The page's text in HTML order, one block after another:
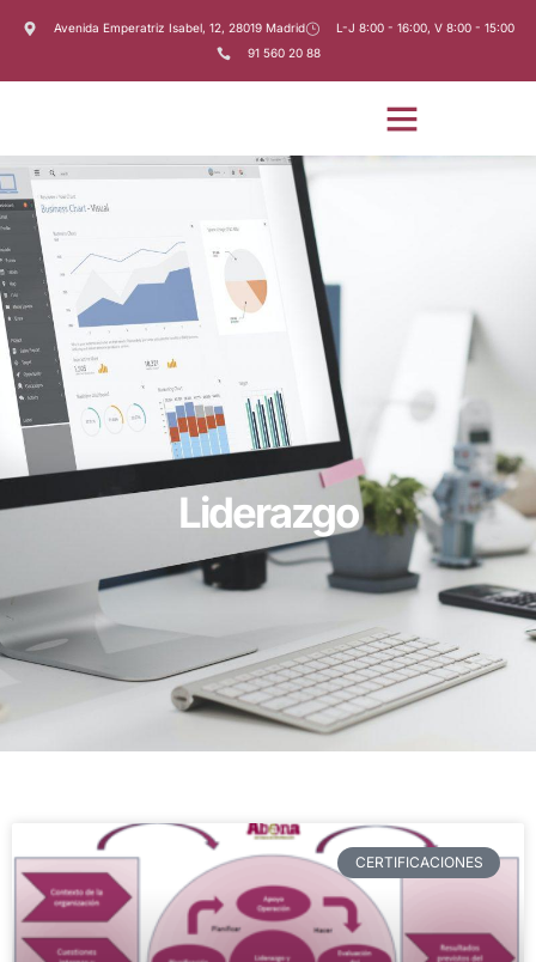
Avenida Emperatriz Isabel, 12, 28019 Madrid
L-J 8:00 - 16:00, V 8:00 - 15:00
91 560 20 88
Liderazgo
CERTIFICACIONES